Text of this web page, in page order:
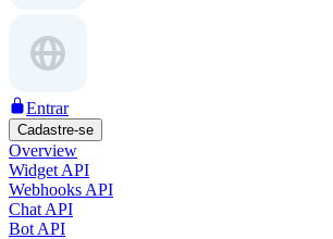
Entrar
Cadastre-se
Overview
Widget API
Webhooks API
Chat API
Bot API